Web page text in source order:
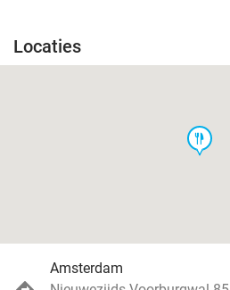
Locaties
food
Amsterdam